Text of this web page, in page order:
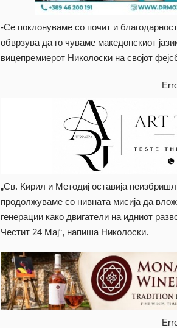
-Се поклонуваме со почит и
обврзува да го чуваме македонскиот
вицепремиерот Николоски на својот
„Св. Кирил и Методиј оставија
продолжуваме со нивната мисија да
генерации како двигатели на идниот
Честит 24 Мај“, напиша Николоски.